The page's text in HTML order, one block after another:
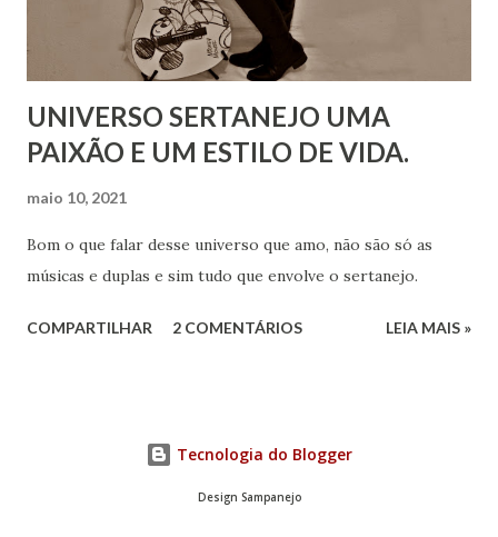
UNIVERSO SERTANEJO UMA
PAIXÃO E UM ESTILO DE VIDA.
maio 10, 2021
Bom o que falar desse universo que amo, não são só as
músicas e duplas e sim tudo que envolve o sertanejo.
COMPARTILHAR 2 COMENTÁRIOS LEIA MAIS »
Tecnologia do Blogger
Design Sampanejo